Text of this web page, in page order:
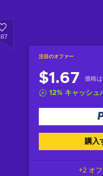
注目のオファー
$1.67 価格
12% キャッシュ
購入
+2 オ